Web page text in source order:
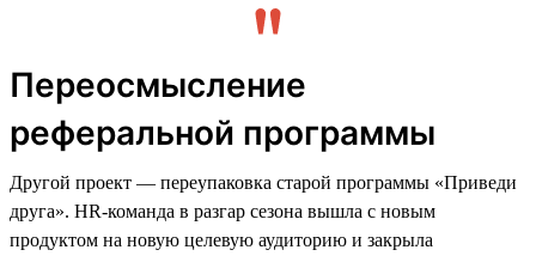
Переосмысление
реферальной программы
Другой проект — переупаковка старой программы «Приведи
друга». HR-команда в разгар сезона вышла с новым
продуктом на новую целевую аудиторию и закрыла